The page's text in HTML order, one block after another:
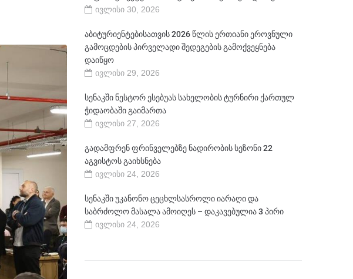
ივლისი 30, 2026
აბიტურიენტებისათვის 2026 წლის ერთიანი ეროვნული
გამოცდების პირველადი შედეგების გამოქვეყნება
დაიწყო
ივლისი 29, 2026
სენაკში ნესტორ ესებუას სახელობის ტურნირი ქართულ
ჭიდაობაში გაიმართა
ივლისი 27, 2026
გადამფრენ ფრინველებზე ნადირობის სეზონი 22
აგვისტოს გაიხსნება
ივლისი 24, 2026
სენაკში უკანონო ცეცხლსასროლი იარაღი და
საბრძოლო მასალა ამოიღეს – დაკავებულია 3 პირი
ივლისი 24, 2026